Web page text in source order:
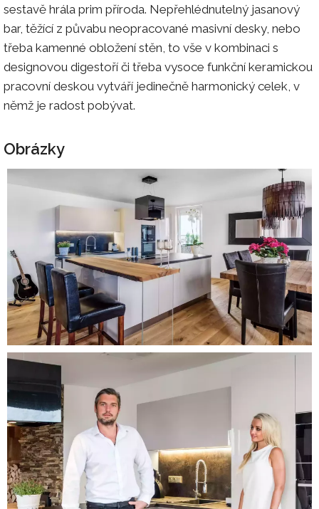
sestavě hrála prim příroda. Nepřehlédnutelný jasanový
bar, těžící z půvabu neopracované masivní desky, nebo
třeba kamenné obložení stěn, to vše v kombinaci s
designovou digestoří či třeba vysoce funkční keramickou
pracovní deskou vytváří jedinečně harmonický celek, v
němž je radost pobývat.
Obrázky